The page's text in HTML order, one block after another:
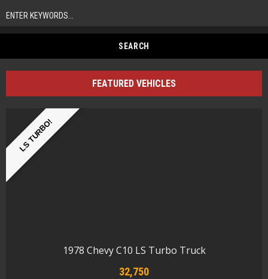
FEATURED VEHICLES
LS TURBO!
1978 Chevy C10 LS Turbo Truck
32,750